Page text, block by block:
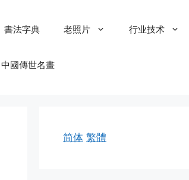
書法字典 老照片 行业技术
中國傳世名畫
简体 繁體